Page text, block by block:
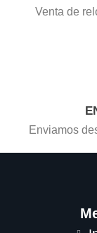
Venta de
Enviamos